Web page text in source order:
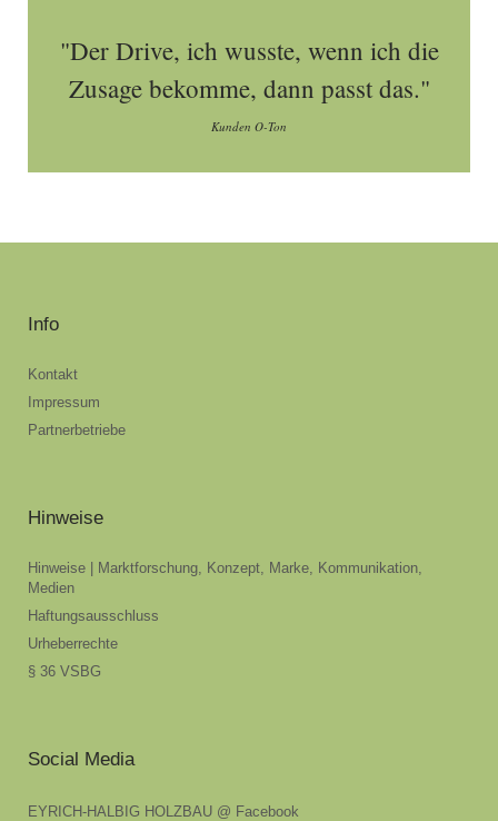
"Der Drive, ich wusste, wenn ich die
Zusage bekomme, dann passt das."
Kunden O-Ton
Info
Kontakt
Impressum
Partnerbetriebe
Hinweise
Hinweise | Marktforschung, Konzept, Marke, Kommunikation,
Medien
Haftungsausschluss
Urheberrechte
§ 36 VSBG
Social Media
EYRICH-HALBIG HOLZBAU @ Facebook